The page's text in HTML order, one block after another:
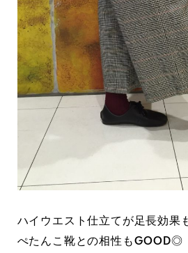
ハイウエスト仕立てが足長効果
ぺたんこ靴との相性もGOOD◎